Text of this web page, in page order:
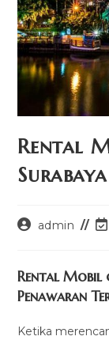
Rental
Surabaya
Postadmin
Rental Mobil
Penawaran
Ketika